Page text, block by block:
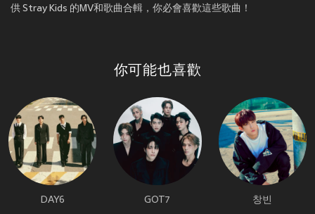
供 Stray Kids 的MV和歌曲合輯，你必會喜歡這些歌曲！
你可能也喜歡
DAY6 GOT7 창빈